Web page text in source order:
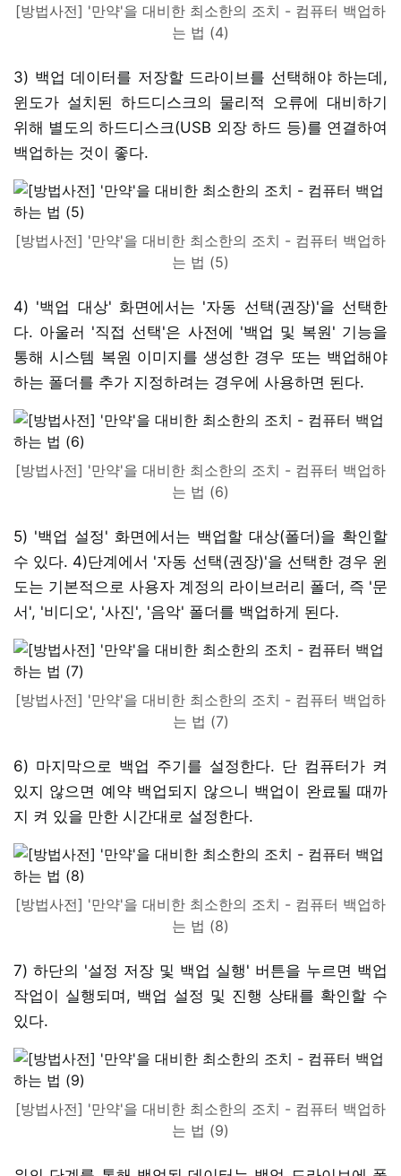
[방법사전] '만약'을 대비한 최소한의 조치 - 컴퓨터 백업하
는 법 (4)
3) 백업 데이터를 저장할 드라이브를 선택해야 하는데,
윈도가 설치된 하드디스크의 물리적 오류에 대비하기
위해 별도의 하드디스크(USB 외장 하드 등)를 연결하여
백업하는 것이 좋다.
[방법사전] '만약'을 대비한 최소한의 조치 - 컴퓨터 백업하
는 법 (5)
4) '백업 대상' 화면에서는 '자동 선택(권장)'을 선택한
다. 아울러 '직접 선택'은 사전에 '백업 및 복원' 기능을
통해 시스템 복원 이미지를 생성한 경우 또는 백업해야
하는 폴더를 추가 지정하려는 경우에 사용하면 된다.
[방법사전] '만약'을 대비한 최소한의 조치 - 컴퓨터 백업하
는 법 (6)
5) '백업 설정' 화면에서는 백업할 대상(폴더)을 확인할
수 있다. 4)단계에서 '자동 선택(권장)'을 선택한 경우 윈
도는 기본적으로 사용자 계정의 라이브러리 폴더, 즉 '문
서', '비디오', '사진', '음악' 폴더를 백업하게 된다.
[방법사전] '만약'을 대비한 최소한의 조치 - 컴퓨터 백업하
는 법 (7)
6) 마지막으로 백업 주기를 설정한다. 단 컴퓨터가 켜
있지 않으면 예약 백업되지 않으니 백업이 완료될 때까
지 켜 있을 만한 시간대로 설정한다.
[방법사전] '만약'을 대비한 최소한의 조치 - 컴퓨터 백업하
는 법 (8)
7) 하단의 '설정 저장 및 백업 실행' 버튼을 누르면 백업
작업이 실행되며, 백업 설정 및 진행 상태를 확인할 수
있다.
[방법사전] '만약'을 대비한 최소한의 조치 - 컴퓨터 백업하
는 법 (9)